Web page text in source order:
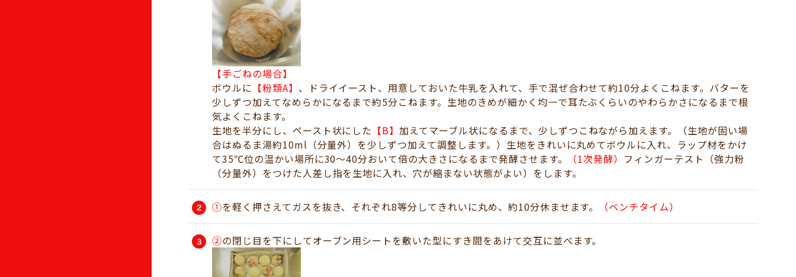
【手ごねの場合】
ボウルに 【粉類A】 、ドライイースト、用意しておいた牛乳を入れて、手で混ぜ合わせて約10分よくこねます。バターを
少しずつ加えてなめらかになるまで約5分こねます。生地のきめが細かく均一で耳たぶくらいのやわらかさになるまで根
気よくこねます。
生地を半分にし、ペースト状にした 【B】加えてマーブル状になるまで、少しずつこねながら加えます。（生地が固い場
合はぬるま湯約10ml（分量外）を少しずつ加えて調整します。）生地をきれいに丸めてボウルに入れ、ラップ材をかけ
て35℃位の温かい場所に30～40分おいて倍の大きさになるまで発酵させます。
（1次発酵） フィンガーテスト（強力粉
（分量外）をつけた人差し指を生地に入れ、穴が縮まない状態がよい）をします。
①を軽く押さえてガスを抜き、それぞれ8等分してきれいに丸め、約10分休ませます。 （ベンチタイム）
②の閉じ目を下にしてオーブン用シートを敷いた型にすき間をあけて交互に並べます。